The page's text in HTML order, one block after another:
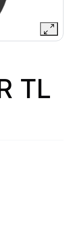
TL